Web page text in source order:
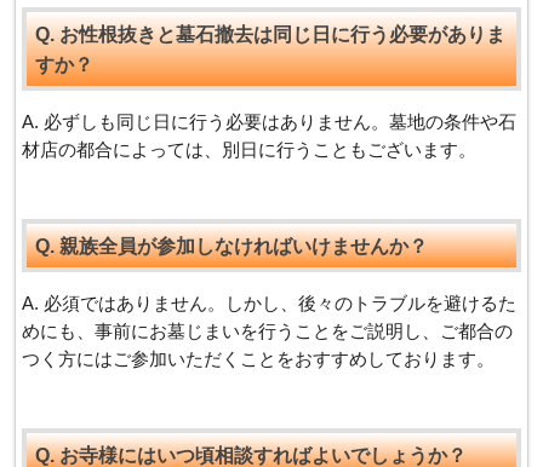
Q. お性根抜きと墓石撤去は同じ日に行う必要がありま
すか？
A. 必ずしも同じ日に行う必要はありません。墓地の条件や石
材店の都合によっては、別日に行うこともございます。
Q. 親族全員が参加しなければいけませんか？
A. 必須ではありません。しかし、後々のトラブルを避けるた
めにも、事前にお墓じまいを行うことをご説明し、ご都合の
つく方にはご参加いただくことをおすすめしております。
Q. お寺様にはいつ頃相談すればよいでしょうか？